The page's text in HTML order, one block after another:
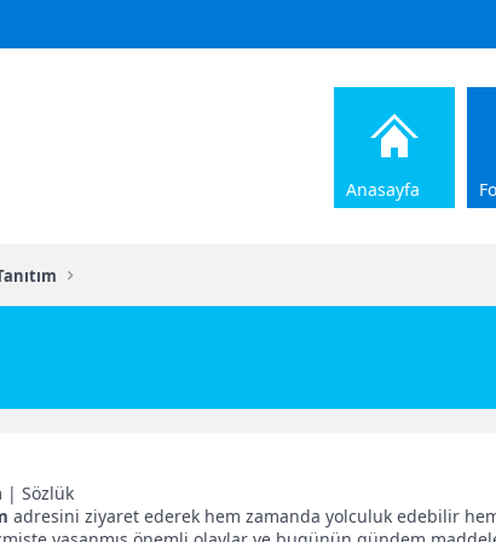
Anasayfa
| Sözlük
adresini ziyaret ederek hem zamanda yolculuk edebilir